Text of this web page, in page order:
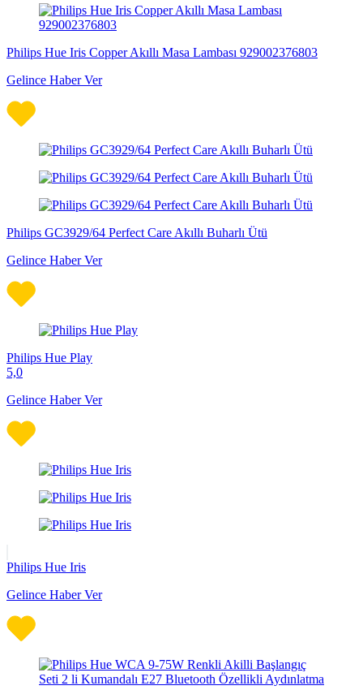
Philips Hue Iris Copper Akıllı Masa Lambası 929002376803
Gelince Haber Ver
Philips GC3929/64 Perfect Care Akıllı Buharlı Ütü
Gelince Haber Ver
Philips Hue Play
5,0
Gelince Haber Ver
Philips Hue Iris
Gelince Haber Ver